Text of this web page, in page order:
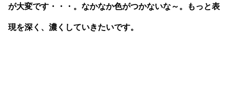
が大変です・・・。なかなか色がつかないな～。もっと表
現を深く、濃くしていきたいです。